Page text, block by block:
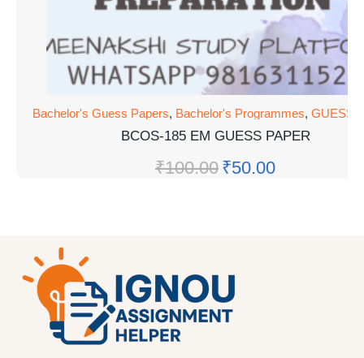
Bachelor's Guess Papers, Bachelor's Programmes, GUESS
BCOS-185 EM GUESS PAPER
₹100.00 ₹50.00